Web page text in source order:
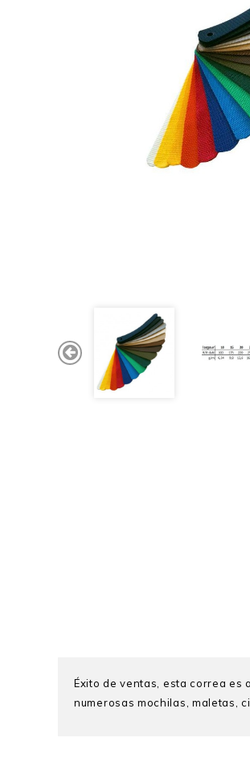
Éxito de ventas, esta correa es
numerosas mochilas, maletas,